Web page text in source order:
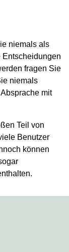
niemals als
fragen Sie
niemals
mit
Teil von
Benutzer
können